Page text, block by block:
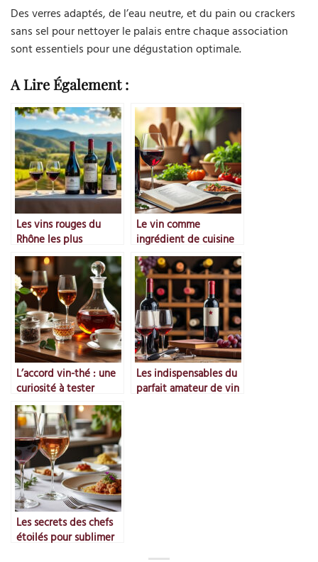
Des verres adaptés, de l’eau neutre, et du pain ou crackers
sans sel pour nettoyer le palais entre chaque association
sont essentiels pour une dégustation optimale.
A Lire Également :
Les vins rouges du
Rhône les plus
emblématiques
Le vin comme
ingrédient de cuisine
L’accord vin-thé : une
curiosité à tester
Les indispensables du
parfait amateur de vin
Les secrets des chefs
étoilés pour sublimer